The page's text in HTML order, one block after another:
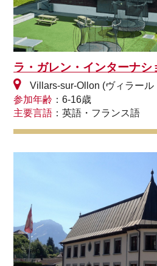
ラ・ガレン・インターナ
Villars-sur-Ollon (ヴィラール
参加年齢 ：6-16歳
主要言語 ：英語・フランス語